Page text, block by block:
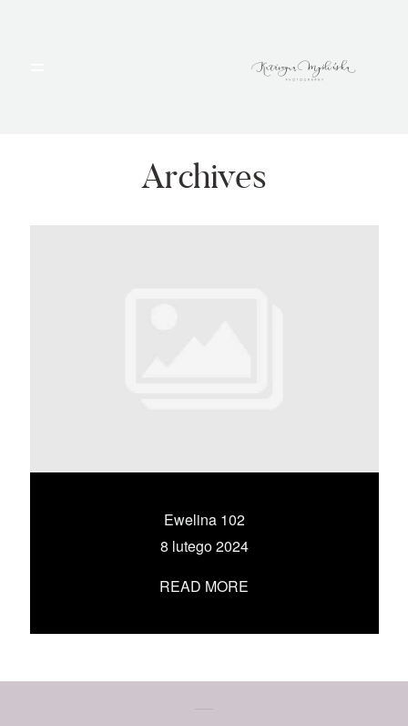
Archives
Ewelina 102
8 lutego 2024
READ MORE
PORTFOLIO
UMÓW SIĘ ZE MNĄ →